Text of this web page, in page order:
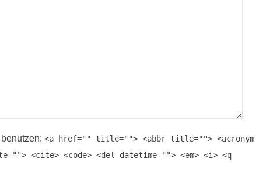
<a href="" title=""> <abbr title=""> <acronym
<cite> <code> <del datetime=""> <em> <i> <q